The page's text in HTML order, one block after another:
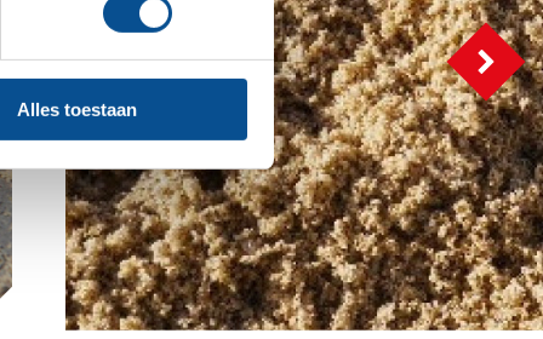
Alles toestaan